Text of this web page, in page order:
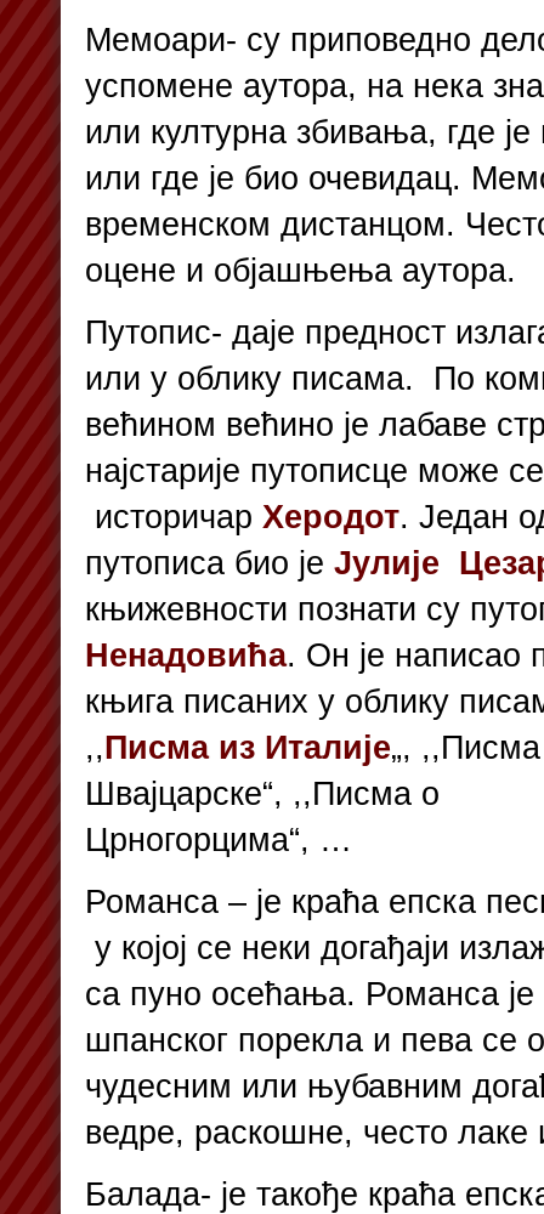
Мемоари- су приповедно
успомене аутора, на нека
или културна збивања, где
или где је био очевидац.
временском дистанцом.
оцене и објашњења аутора.
Путопис- даје предност
или у облику писама. По
већином већино је лабаве
најстарије путописце може
историчар Херодот. Један
путописа био је Јулије
књижевности познати су
Ненадовића. Он је написао
књига писаних у облику
,,Писма из Италије„,
Швајцарске“, ,,Писма о
Црногорцима“, …
Романса – је краћа епска
у којој се неки догађаји
са пуно осећања. Романса је
шпанског порекла и пева се о
чудесним или њубавним
ведре, раскошне, често лаке
Балада- је такође краћа